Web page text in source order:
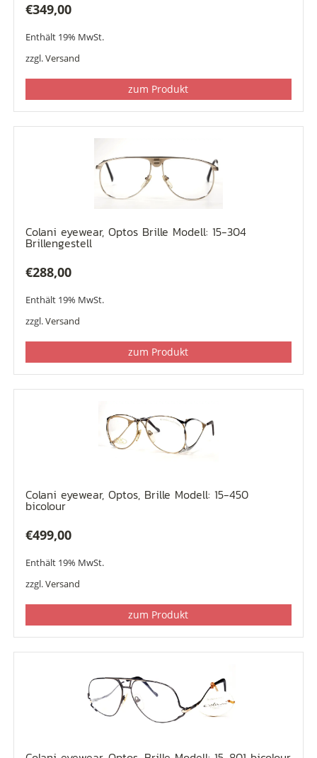
€349,00
Enthält 19% MwSt.
zzgl.Versand
zum Produkt
Colani eyewear, Optos Brille Modell: 15-304
Brillengestell
€288,00
Enthält 19% MwSt.
zzgl.Versand
zum Produkt
Colani eyewear, Optos, Brille Modell: 15-450
bicolour
€499,00
Enthält 19% MwSt.
zzgl.Versand
zum Produkt